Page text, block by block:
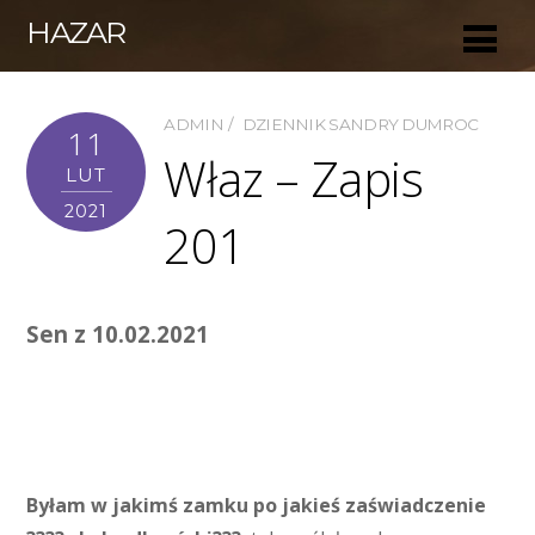
HAZAR
11
LUT
2021
ADMIN DZIENNIK SANDRY DUMROC
Właz – Zapis
201
Sen z 10.02.2021
Byłam w jakimś zamku po jakieś zaświadczenie